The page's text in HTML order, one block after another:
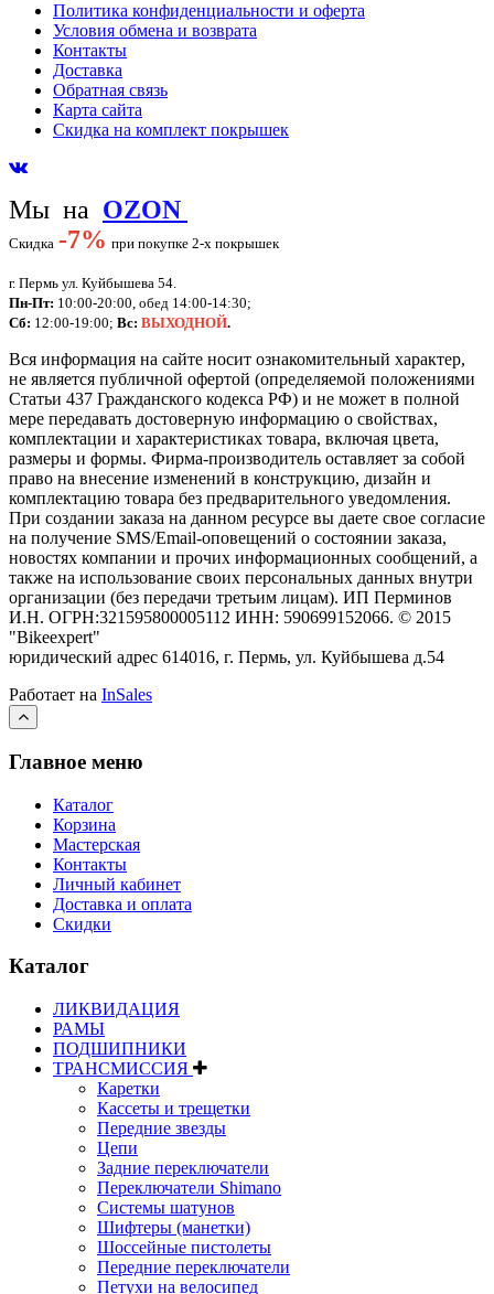
Политика конфиденциальности и оферта
Условия обмена и возврата
Контакты
Доставка
Обратная связь
Карта сайта
Скидка на комплект покрышек
Мы на OZON
Скидка -7% при покупке 2-х покрышек
г. Пермь ул. Куйбышева 54.
Пн-Пт: 10:00-20:00, обед 14:00-14:30;
Сб: 12:00-19:00; Вс: ВЫХОДНОЙ.
Вся информация на сайте носит ознакомительный характер,
не является публичной офертой (определяемой положениями
Статьи 437 Гражданского кодекса РФ) и не может в полной
мере передавать достоверную информацию о свойствах,
комплектации и характеристиках товара, включая цвета,
размеры и формы. Фирма-производитель оставляет за собой
право на внесение изменений в конструкцию, дизайн и
комплектацию товара без предварительного уведомления.
При создании заказа на данном ресурсе вы даете свое согласие
на получение SMS/Email-оповещений о состоянии заказа,
новостях компании и прочих информационных сообщений, а
также на использование своих персональных данных внутри
организации (без передачи третьим лицам). ИП Перминов
И.Н. ОГРН:321595800005112 ИНН: 590699152066. © 2015
"Bikeexpert"
юридический адрес 614016, г. Пермь, ул. Куйбышева д.54
Работает на InSales
Главное меню
Каталог
Корзина
Мастерская
Контакты
Личный кабинет
Доставка и оплата
Скидки
Каталог
ЛИКВИДАЦИЯ
РАМЫ
ПОДШИПНИКИ
ТРАНСМИССИЯ
Каретки
Кассеты и трещетки
Передние звезды
Цепи
Задние переключатели
Переключатели Shimano
Системы шатунов
Шифтеры (манетки)
Шоссейные пистолеты
Передние переключатели
Петухи на велосипед